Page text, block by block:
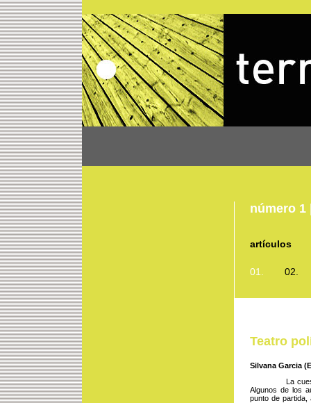
número 1
artículos
01. 02.
Teatro
Silvana Garcia
La cuestión
Algunos de los
punto de partida,